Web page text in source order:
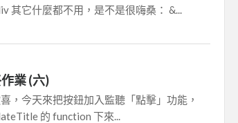
其它什麼都不用，是不是很嗨桑： &...
業 (六)
，今天來把按鈕加入監聽「點擊」功能，
的 function 下來...